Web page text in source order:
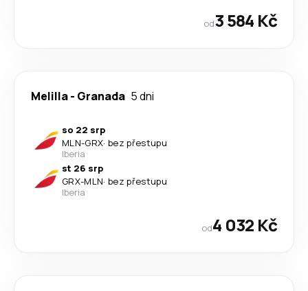
od3 584 Kč
Melilla- Granada 5 dni
so 22 srp
MLN-GRX· bez přestupu
Iberia
st 26 srp
GRX-MLN· bez přestupu
Iberia
od4 032 Kč